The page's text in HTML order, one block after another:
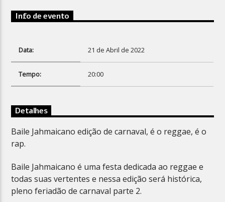
Banda Caatinga
ElaInfo de evento
Data: 21 de Abril de 2022
Tempo: 20:00
Detalhes
Baile Jahmaicano edição de carnaval, é o reggae, é o
rap.
Baile Jahmaicano é uma festa dedicada ao reggae e
todas suas vertentes e nessa edição será histórica,
pleno feriadão de carnaval parte 2.